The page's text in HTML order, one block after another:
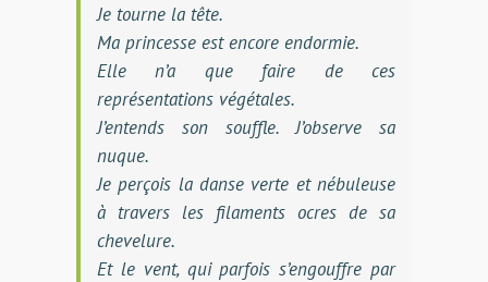
Je tourne la tête.
Ma princesse est encore endormie.
Elle n’a que faire de ces
représentations végétales.
J’entends son souffle. J’observe sa
nuque.
Je perçois la danse verte et nébuleuse
à travers les filaments ocres de sa
chevelure.
Et le vent, qui parfois s’engouffre par